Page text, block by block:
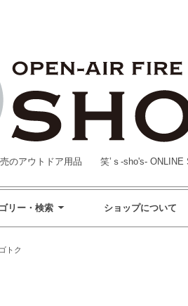
のアウトドア用品 笑’ｓ-sho's- ONLINE
リー・検索 ショップについて
トク